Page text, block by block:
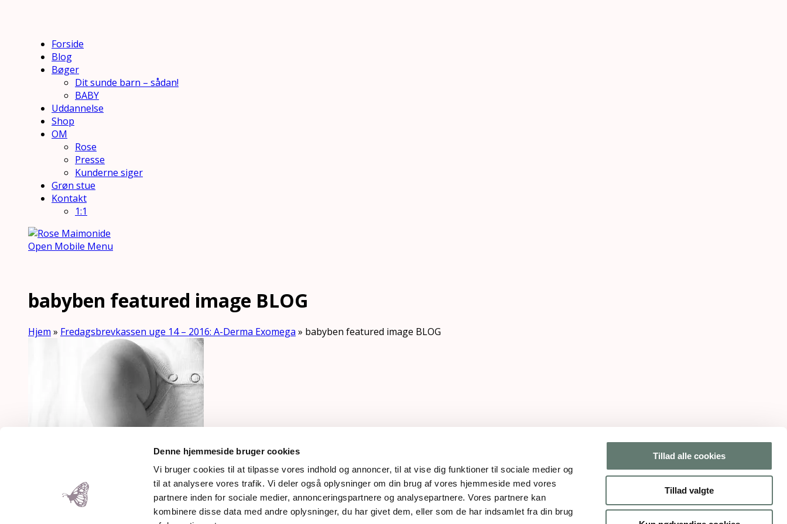
Denne hjemmeside bruger cookies
Vi bruger cookies til at tilpasse vores indhold og annoncer, til at vise dig funktioner til sociale medier og
til at analysere vores trafik. Vi deler også oplysninger om din brug af vores hjemmeside med vores
partnere inden for sociale medier, annonceringspartnere og analysepartnere. Vores partnere kan
kombinere disse data med andre oplysninger, du har givet dem, eller som de har indsamlet fra din brug
Tillad alle cookies
Tillad valgte
Forside
Blog
Bøger
Dit sunde barn – sådan!
BABY
Uddannelse
Shop
OM
Rose
Presse
Kunderne siger
Grøn stue
Kontakt
1:1
Open Mobile Menu
babyben featured image BLOG
Hjem » Fredagsbrevkassen uge 14 – 2016: A-Derma Exomega » babyben featured image BLOG
thumbnail (150x150)
Mothering Guiding | CVR 28237618 | rose@rosemaimonide.com |Handelsbetingelser
Copyright 2026 – Rose Maimonide. All Rights Reserved. Webdesign byDIGITAL TALES.